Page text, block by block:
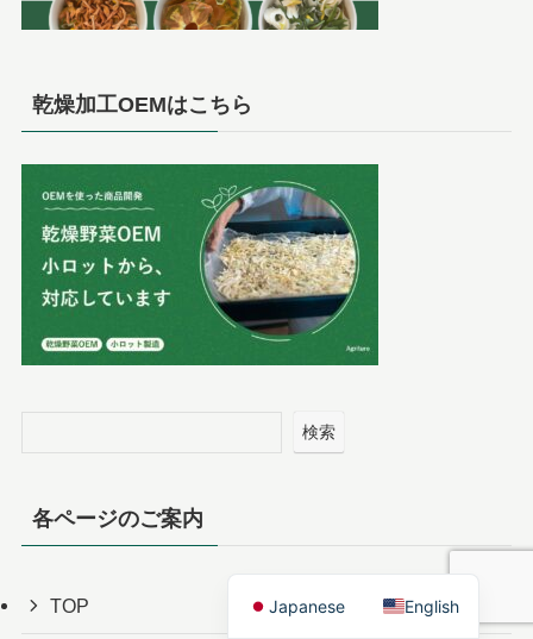
乾燥加工OEMはこちら
検索
各ページのご案内
TOP Japanese English